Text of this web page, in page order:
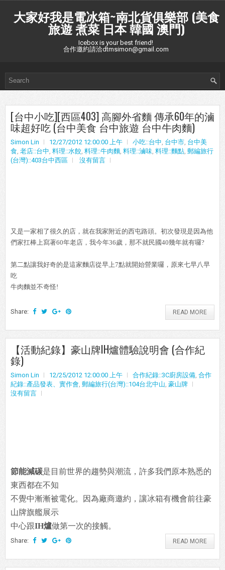
大家好我是電冰箱~南北貨俱樂部 (美食
旅遊 煮菜 日本 韓國 澳門)
Icebox is your best friend!
合作邀約請洽dtmsimon@gmail.com
[台中小吃][西區403] 高腳外省麵 傳承60年的滷
味超好吃 (台中美食 台中旅遊 台中牛肉麵)
Simon Lin 12/27/2012 12:00:00 上午 小吃::台中, 台中市, 台中美
食, 老店::台中, 料理::水餃, 料理::牛肉麵, 料理::滷味, 料理::麵點, 郵編旅行
(台灣)::403台中西區
沒有留言
又是一家相了很久的店，就在我家附近的西屯路頭。初次發現是因為他
們家扛棒上寫著60年老店，我今年36歲，那不就民國40幾年就有囉?
第二點讓我好奇的是這家麵店從早上7點就開始營業囉，原來七早八早
吃
牛肉麵並不奇怪!
Share: READ MORE
【活動紀錄】豪山牌IH爐體驗說明會 (合作紀
錄)
Simon Lin 12/25/2012 12:00:00 上午 合作紀錄::3C廚房設備, 合作
紀錄::產品發表、實作會, 郵編旅行(台灣)::104台北中山, 豪山牌
沒有留言
節能減碳是目前世界的趨勢與潮流，許多我們原本熟悉的
東西都在不知
不覺中漸漸被電化。因為廠商邀約，讓冰箱有機會前往豪
山牌旗艦展示
中心跟IH爐做第一次的接觸。
Share: READ MORE